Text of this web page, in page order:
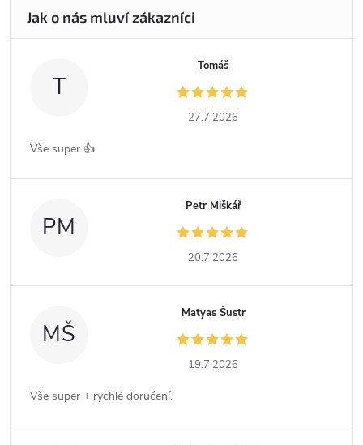
T
Tomáš
27.7.2026
Vše super 👍
PM
Petr Miškář
20.7.2026
MŠ
Matyas Šustr
19.7.2026
Vše super + rychlé doručení.